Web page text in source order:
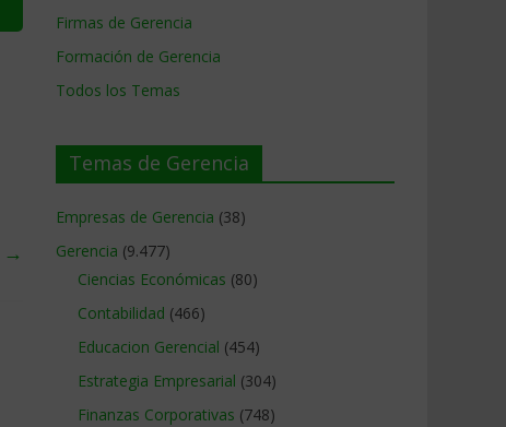
→
Firmas de Gerencia
Formación de Gerencia
Todos los Temas
Temas de Gerencia
Empresas de Gerencia (38)
Gerencia (9.477)
Ciencias Económicas (80)
Contabilidad (466)
Educacion Gerencial (454)
Estrategia Empresarial (304)
Finanzas Corporativas (748)